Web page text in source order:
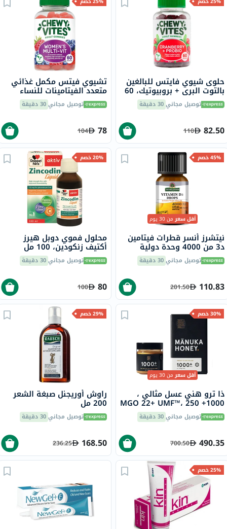
حلوى شيوي فايتس للبالغين
بالتوت البري + بروبيوتيك، 60
قطعة توصيل مجاني30 دقيقة
82.50
110
تشيوي فيتس مكمل غذائي
متعدد الفيتامينات للنساء
حلوى جيلاتينية للبالغين حزمة
من 60 توصيل مجاني30 دقيقة
78
104
45% خصم
أقل سعرمن 30 يوم
نيتشرز أنسر قطرات فيتامين
د3 من 4000 وحدة دولية
لصحة العظام والعضلات 15
مل توصيل مجاني30 دقيقة
110.83
201.50
20% خصم
محلول فموي دوبل هيرز
أكتيف زنكودين، 100 مل
توصيل مجاني30 دقيقة
80
100
30% خصم
أقل سعرمن 30 يوم
ذا ترو هني عسل مثالي ،
1000+ MGO 22+ UMF™، 250
جرام توصيل مجاني30 دقيقة
490.35
700.50
29% خصم
راوش أوريجنل صبغة الشعر
200 مل
توصيل مجاني30 دقيقة
168.50
236.25
25% خصم